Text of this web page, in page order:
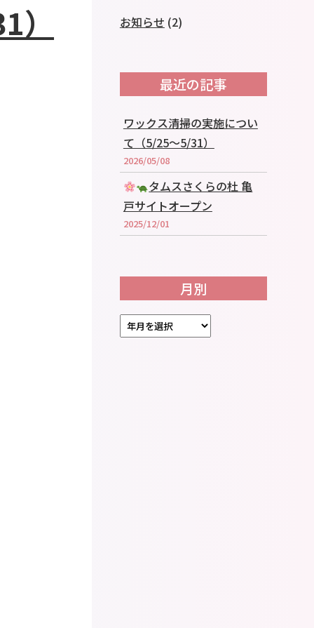
お知らせ (2)
最近の記事
ワックス清掃の実施につい
て（5/25～5/31）
2026/05/08
タムスさくらの杜 亀
戸サイトオープン
2025/12/01
月別